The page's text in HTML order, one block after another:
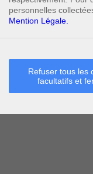
personnelles
Mention Légale.
Refuser tous les
facultatifs et